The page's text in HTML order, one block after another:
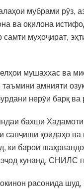
мубрами рӯз,
ва оқилона
муҳоҷират,
мушаххас ва
амнияти
нерӯи барқ
бахши
қоидаҳо ва
ки барои
кунанд, СНИЛС
расонида